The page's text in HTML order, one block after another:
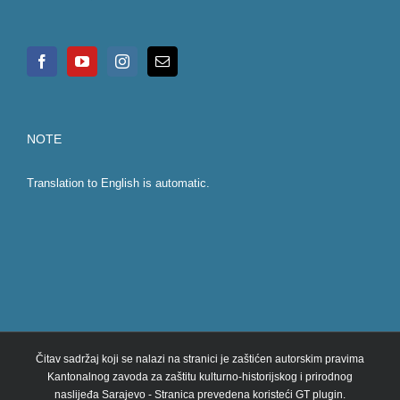
NOTE
Translation to English is automatic.
Čitav sadržaj koji se nalazi na stranici je zaštićen autorskim pravima
Kantonalnog zavoda za zaštitu kulturno-historijskog i prirodnog
naslijeđa Sarajevo - Stranica prevedena koristeći GT plugin.